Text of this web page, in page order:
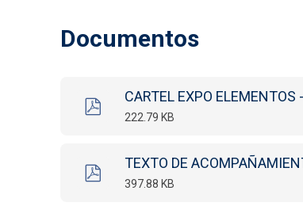
Documentos
CARTEL EXPO
222.79 KB
TEXTO DE
397.88 KB